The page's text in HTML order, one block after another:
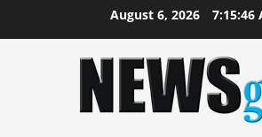
August 6, 2026 7:15:47